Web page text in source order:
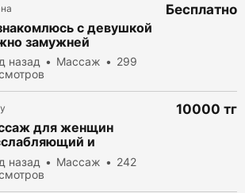
с девушкой
замужней
назад Массаж
299
Бесплатно
для женщин
и
мастер
назад Массаж
242
10000 тг